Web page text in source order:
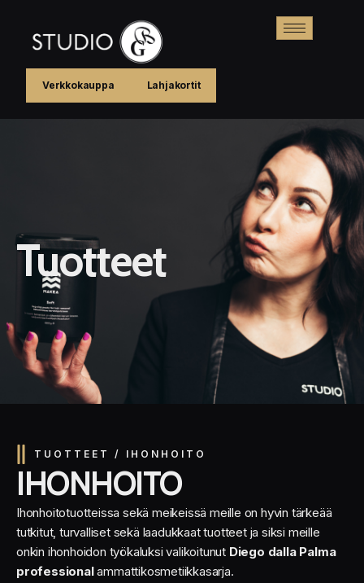
Verkkokauppa Lahjakortit
Tuotteet
TUOTTEET / IHONHOITO
IHONHOITO
Ihonhoitotuotteissa sekä meikeissä meille on hyvin tärkeää
tutkitut, turvalliset sekä laadukkaat tuotteet ja siksi meille
onkin ihonhoidon työkaluksi valikoitunut Diego dalla Palma
professionalammattikosmetiikkasarja.